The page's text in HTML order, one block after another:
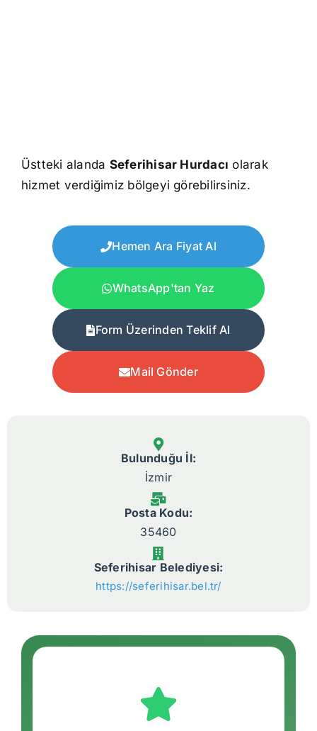
Üstteki alanda Seferihisar Hurdacı olarak
hizmet verdiğimiz bölgeyi görebilirsiniz.
Hemen Ara Fiyat Al
WhatsApp'tan Yaz
Form Üzerinden Teklif Al
Mail Gönder
Bulunduğu İl:
İzmir
Posta Kodu:
35460
Seferihisar Belediyesi:
https://seferihisar.bel.tr/